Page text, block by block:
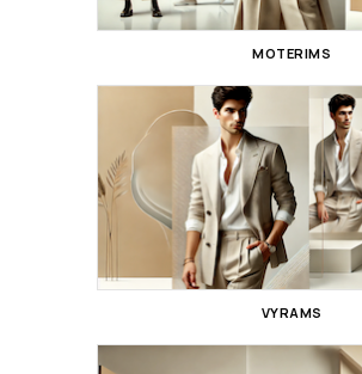
MOTERIMS
VYRAMS